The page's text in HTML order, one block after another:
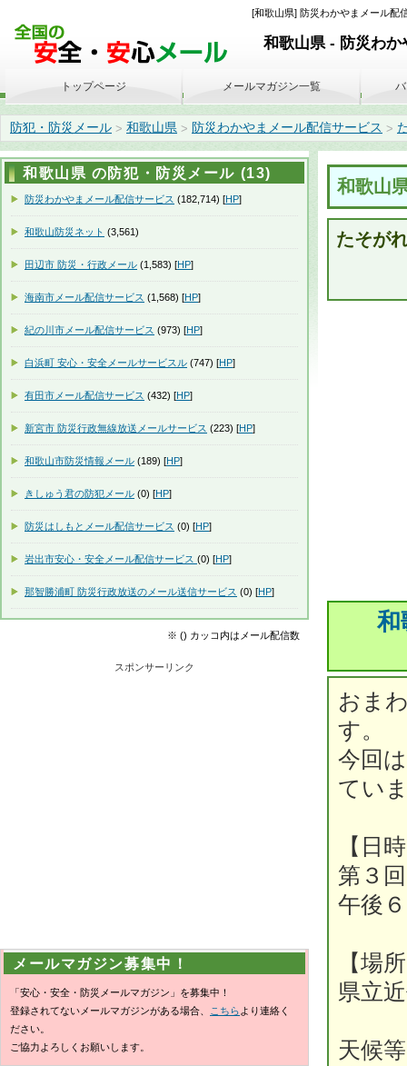
[和歌山県] 防災わかやまメール配
和歌山県 - 防災わ
防犯・防災メール > 和歌山県 > 防災わかやまメール配信サービス >
和歌山
たそが
和
おま
す。
今回
てい
【日
第３
午後
【場
県立
天候
トップページ メールマガジン一覧
和歌山県 の防犯・防災メール (13)
防災わかやまメール配信サービス (182,714) [HP]
和歌山防災ネット (3,561)
田辺市 防災・行政メール (1,583) [HP]
海南市メール配信サービス (1,568) [HP]
紀の川市メール配信サービス (973) [HP]
白浜町 安心・安全メールサービスル (747) [HP]
有田市メール配信サービス (432) [HP]
新宮市 防災行政無線放送メールサービス (223) [HP]
和歌山市防災情報メール (189) [HP]
きしゅう君の防犯メール (0) [HP]
防災はしもとメール配信サービス (0) [HP]
岩出市安心・安全メール配信サービス (0) [HP]
那智勝浦町 防災行政放送のメール送信サービス (0) [HP]
※ () カッコ内はメール配信数
スポンサーリンク
メールマガジン募集中！
「安心・安全・防災メールマガジン」を募集中！
登録されてないメールマガジンがある場合、
こちら より連絡く
ださい。
ご協力よろしくお願いします。